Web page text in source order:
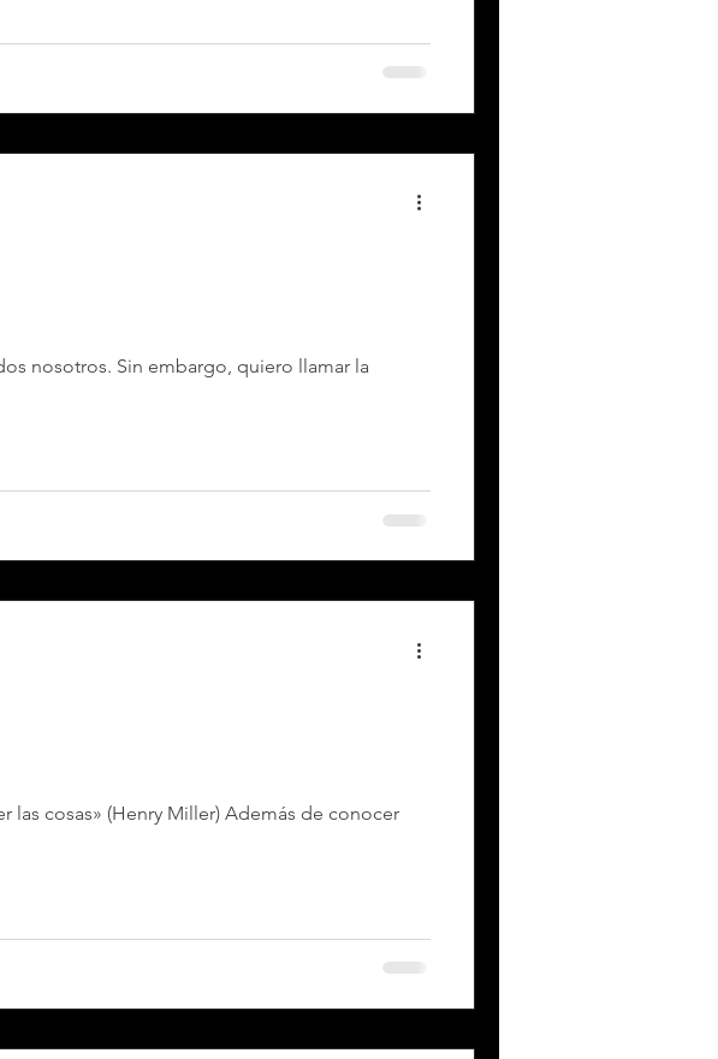
nosotros. Sin embargo, quiero llamar la
las cosas» (Henry Miller) Además de conocer